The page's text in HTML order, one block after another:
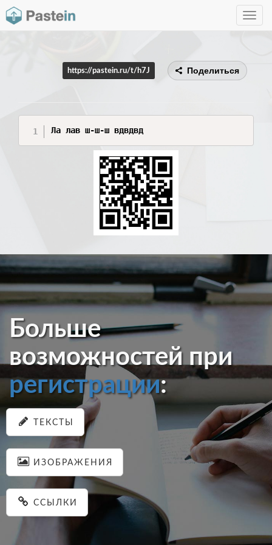
Toggle
https://pastein.ru/t/h7J Поделиться
Ла лав ш-ш-ш вдвдвд
Больше
возможностей при
регистрации:
ТЕКСТЫ
ИЗОБРАЖЕНИЯ
ССЫЛКИ